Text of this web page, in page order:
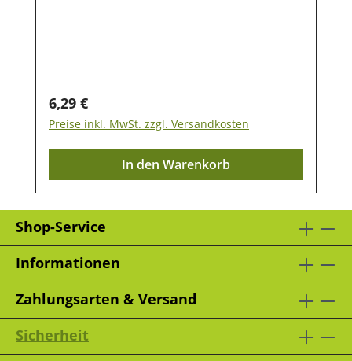
Regulärer Preis:
6,29 €
Preise inkl. MwSt. zzgl. Versandkosten
In den Warenkorb
Shop-Service
Informationen
Zahlungsarten & Versand
Sicherheit